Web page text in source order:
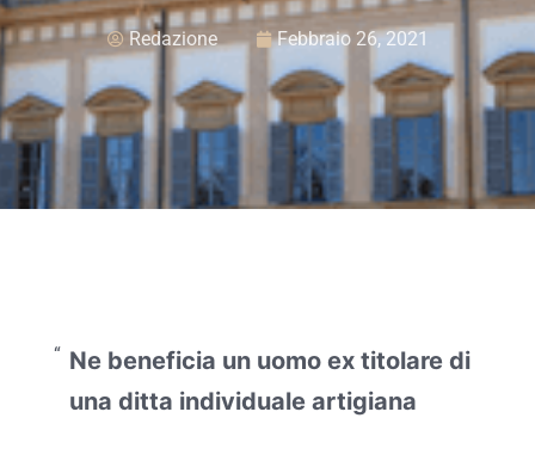
Redazione Febbraio 26, 2021
Ne beneficia un uomo ex titolare di
una ditta individuale artigiana